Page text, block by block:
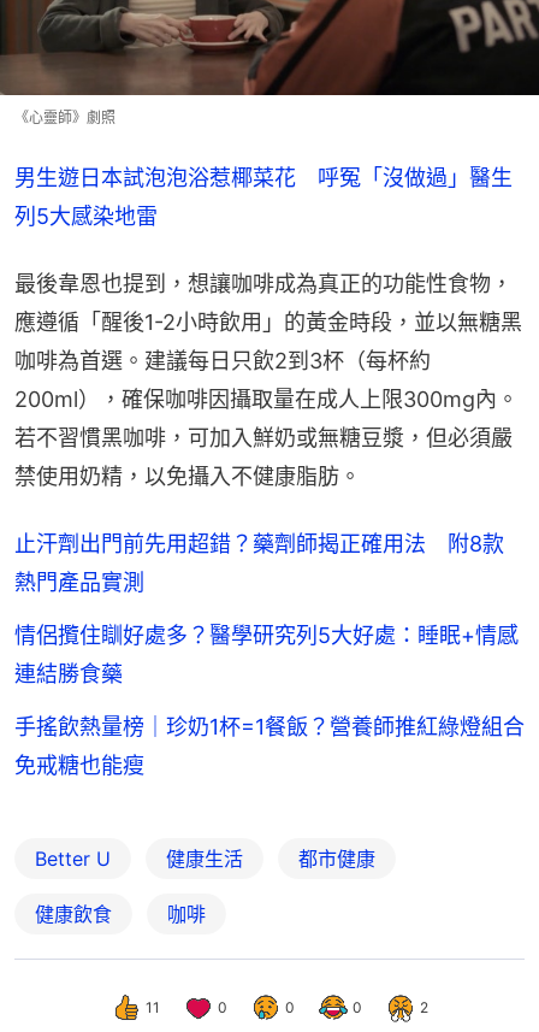
《心靈師》劇照
男生遊日本試泡泡浴惹椰菜花　呼冤「沒做過」醫生
列5大感染地雷
最後韋恩也提到，想讓咖啡成為真正的功能性食物，
應遵循「醒後1-2小時飲用」的黃金時段，並以無糖黑
咖啡為首選。建議每日只飲2到3杯（每杯約
200ml），確保咖啡因攝取量在成人上限300mg內。
若不習慣黑咖啡，可加入鮮奶或無糖豆漿，但必須嚴
禁使用奶精，以免攝入不健康脂肪。
止汗劑出門前先用超錯？藥劑師揭正確用法 附8款
熱門產品實測
情侶攬住瞓好處多？醫學研究列5大好處：睡眠+情感
連結勝食藥
手搖飲熱量榜｜珍奶1杯=1餐飯？營養師推紅綠燈組合
免戒糖也能瘦
Better U 健康生活 都市健康
健康飲食 咖啡
11 0 0 0 2